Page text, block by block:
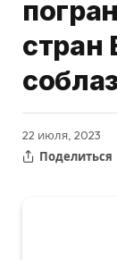
стран
22 июля, 2023
Поделиться